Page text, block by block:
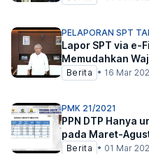
PELAPORAN SPT
Lapor SPT via e-
Memudahkan
Berita • 16 Mar
PMK 21/2021
PPN DTP Hanya
pada Maret-
Berita • 01 Mar